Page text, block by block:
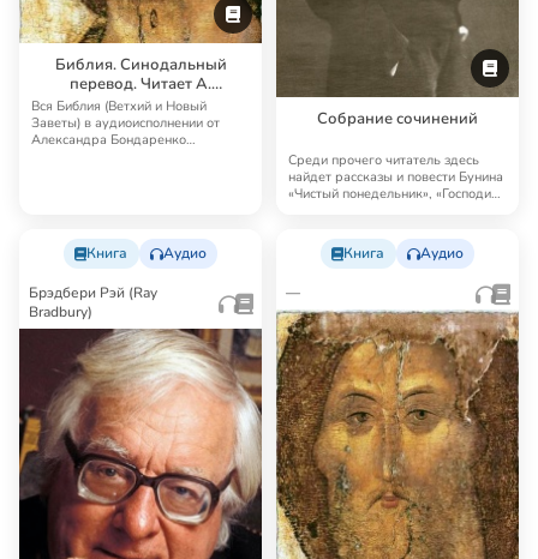
Библия. Синодальный
перевод. Читает А.
Бондаренко и И.
Прудовский
Вся Библия (Ветхий и Новый
Заветы) в аудиоисполнении от
Александра Бондаренко
Собрание сочинений
Среди прочего читатель здесь
найдет рассказы и повести Бунина
«Чистый понедельник», «Господин
Книга Аудио
Брэдбери Рэй (Ray
Bradbury)
Книга Аудио
—